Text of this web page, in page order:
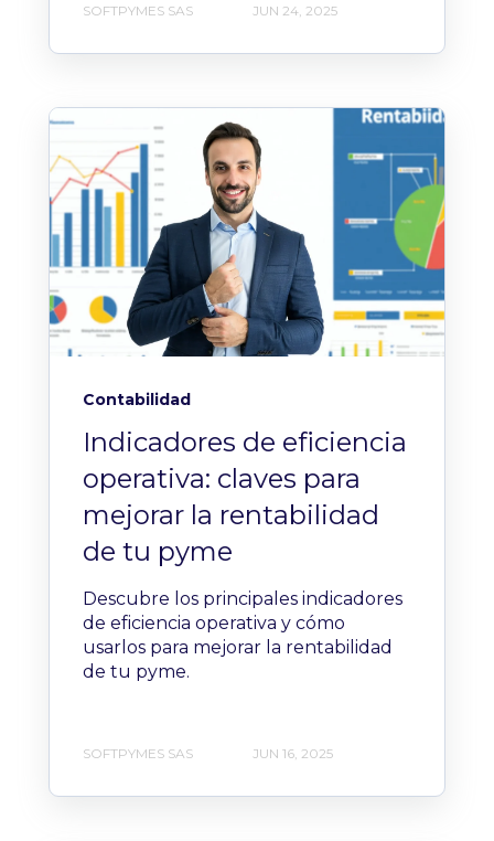
SOFTPYMES SAS JUN 24, 2025
Contabilidad
Indicadores de eficiencia
operativa: claves para
mejorar la rentabilidad
de tu pyme
Descubre los principales indicadores
de eficiencia operativa y cómo
usarlos para mejorar la rentabilidad
de tu pyme.
SOFTPYMES SAS JUN 16, 2025